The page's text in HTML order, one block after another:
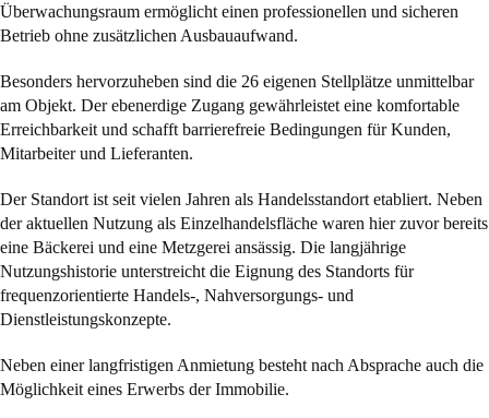
Überwachungsraum ermöglicht einen professionellen und sicheren
Betrieb ohne zusätzlichen Ausbauaufwand.
Besonders hervorzuheben sind die 26 eigenen Stellplätze unmittelbar
am Objekt. Der ebenerdige Zugang gewährleistet eine komfortable
Erreichbarkeit und schafft barrierefreie Bedingungen für Kunden,
Mitarbeiter und Lieferanten.
Der Standort ist seit vielen Jahren als Handelsstandort etabliert. Neben
der aktuellen Nutzung als Einzelhandelsfläche waren hier zuvor bereits
eine Bäckerei und eine Metzgerei ansässig. Die langjährige
Nutzungshistorie unterstreicht die Eignung des Standorts für
frequenzorientierte Handels-, Nahversorgungs- und
Dienstleistungskonzepte.
Neben einer langfristigen Anmietung besteht nach Absprache auch die
Möglichkeit eines Erwerbs der Immobilie.